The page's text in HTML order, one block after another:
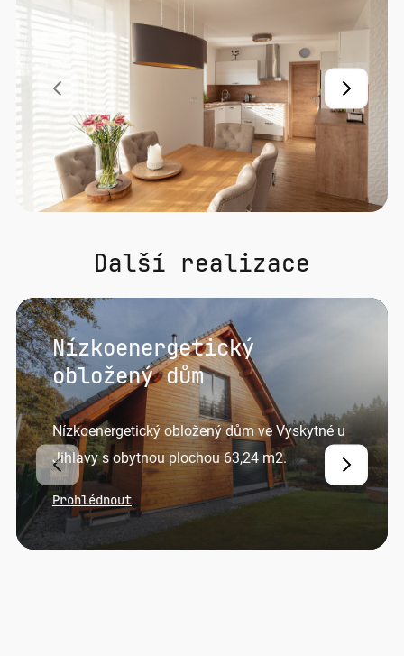
Další realizace
Nízkoenergetický
obložený dům
Nízkoenergetický obložený dům ve Vyskytné u
Jihlavy s obytnou plochou 63,24 m2.
Prohlédnout